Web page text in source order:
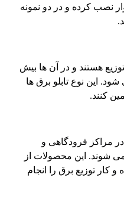
نصب کرده و در دو نمونه
هستند و در آن ها بیش
این نوع تابلو برق ها
کنند.
در مراکز فرودگاهی و
شوند. این محصولات از
و کار توزیع برق را انجام